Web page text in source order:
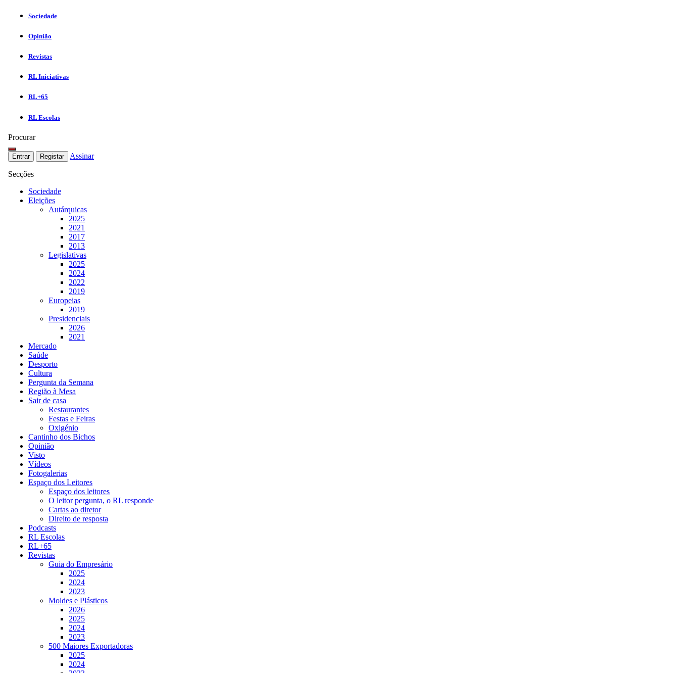
Sociedade
Opinião
Revistas
RL Iniciativas
RL+65
RL Escolas
Procurar
Entrar Registar Assinar
Secções
Sociedade
Eleições
Autárquicas
2025
2021
2017
2013
Legislativas
2025
2024
2022
2019
Europeias
2019
Presidenciais
2026
2021
Mercado
Saúde
Desporto
Cultura
Pergunta da Semana
Região à Mesa
Sair de casa
Restaurantes
Festas e Feiras
Oxigénio
Cantinho dos Bichos
Opinião
Visto
Vídeos
Fotogalerias
Espaço dos Leitores
Espaço dos leitores
O leitor pergunta, o RL responde
Cartas ao diretor
Direito de resposta
Podcasts
RL Escolas
RL+65
Revistas
Guia do Empresário
2025
2024
2023
Moldes e Plásticos
2026
2025
2024
2023
500 Maiores Exportadoras
2025
2024